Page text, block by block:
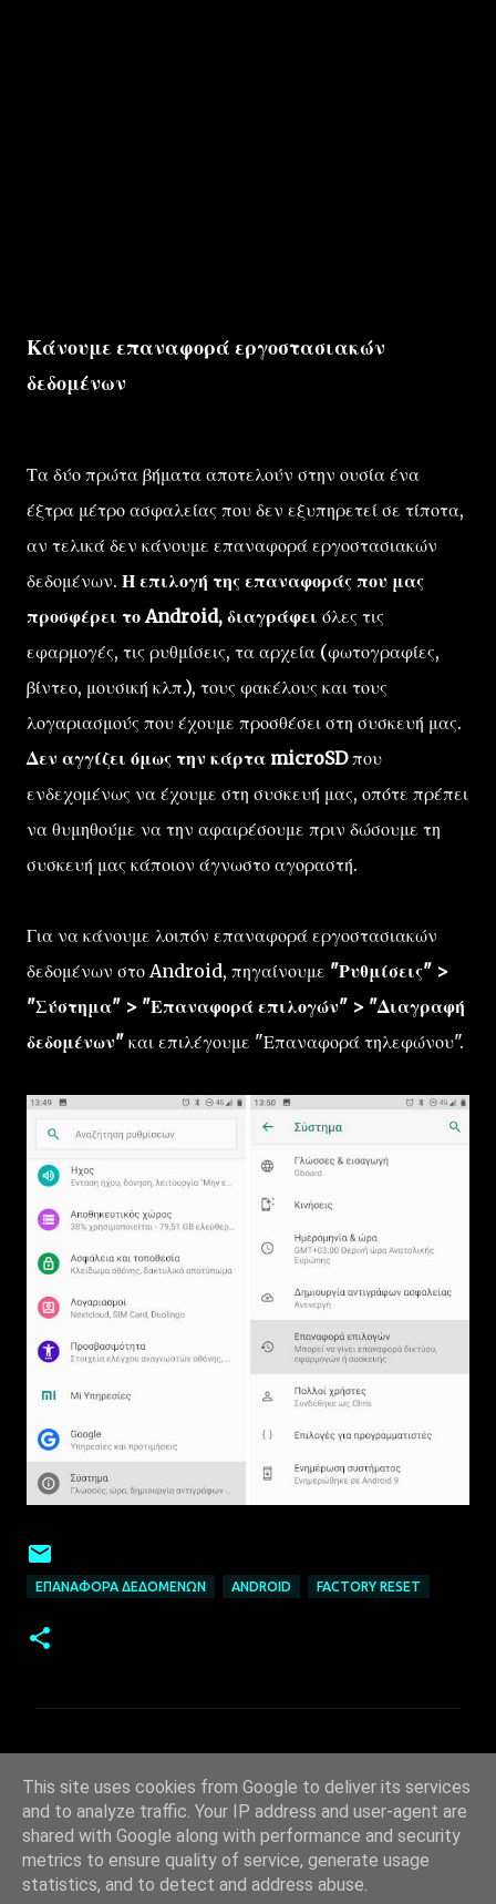
Κάνουμε επαναφορά εργοστασιακών
δεδομένων
Τα δύο πρώτα βήματα αποτελούν στην ουσία ένα
έξτρα μέτρο ασφαλείας που δεν εξυπηρετεί σε τίποτα,
αν τελικά δεν κάνουμε επαναφορά εργοστασιακών
δεδομένων. Η επιλογή της επαναφοράς που μας
προσφέρει το Android, διαγράφει όλες τις
εφαρμογές, τις ρυθμίσεις, τα αρχεία (φωτογραφίες,
βίντεο, μουσική κλπ.), τους φακέλους και τους
λογαριασμούς που έχουμε προσθέσει στη συσκευή μας.
Δεν αγγίζει όμως την κάρτα microSDπου
ενδεχομένως να έχουμε στη συσκευή μας, οπότε πρέπει
να θυμηθούμε να την αφαιρέσουμε πριν δώσουμε τη
συσκευή μας κάποιον άγνωστο αγοραστή.
Για να κάνουμε λοιπόν επαναφορά εργοστασιακών
δεδομένων στο Android, πηγαίνουμε "Ρυθμίσεις" >
"Σύστημα" > "Επαναφορά επιλογών" > "Διαγραφή
δεδομένων" και επιλέγουμε "Επαναφορά τηλεφώνου".
ΕΠΑΝΑΦΟΡΆ ΔΕΔΟΜΈΝΩΝ ANDROID FACTORY RESET
ό
λ
ι
α
This site uses cookies from Google to deliver its services
and to analyze traffic. Your IP address and user-agent are
shared with Google along with performance and security
metrics to ensure quality of service, generate usage
statistics, and to detect and address abuse.